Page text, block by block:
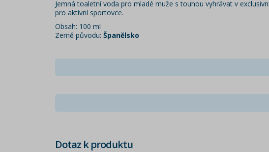
Jemná toaletní voda pro mladé muže s touhou vyhrávat v
pro aktivní sportovce.
Obsah: 100 ml
Země původu: Španělsko
Dotaz k produktu